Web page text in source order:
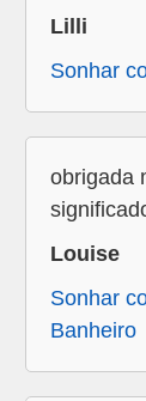
Lilli
Sonhar
obrigada
Louise
Sonhar
Banheiro